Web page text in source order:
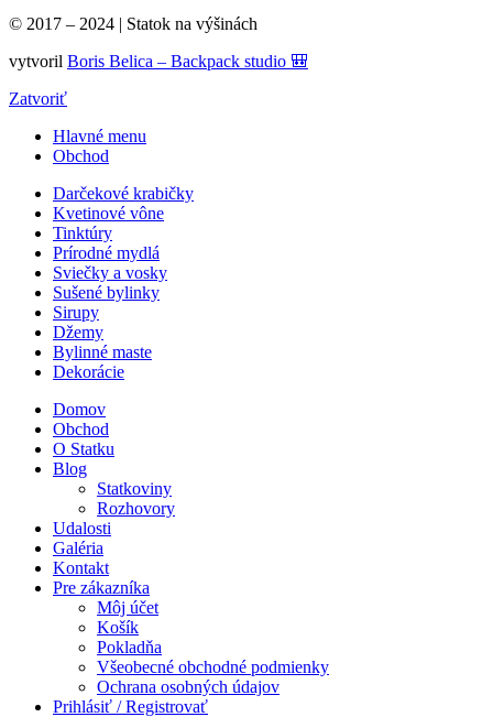
© 2017 – 2024 | Statok na výšinách
vytvoril Boris Belica – Backpack studio 🎒
Zatvoriť
Hlavné menu
Obchod
Darčekové krabičky
Kvetinové vône
Tinktúry
Prírodné mydlá
Sviečky a vosky
Sušené bylinky
Sirupy
Džemy
Bylinné maste
Dekorácie
Domov
Obchod
O Statku
Blog
Statkoviny
Rozhovory
Udalosti
Galéria
Kontakt
Pre zákazníka
Môj účet
Košík
Pokladňa
Všeobecné obchodné podmienky
Ochrana osobných údajov
Prihlásiť / Registrovať